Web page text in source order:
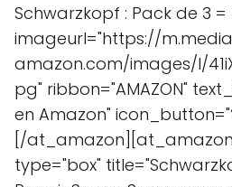
Schwarzkopf : Pack de 3 =
imageurl="https://
amazon.com/images/I/
pg" ribbon="AMAZON"
en Amazon"
[/at_amazon][at_amazon
type="box"